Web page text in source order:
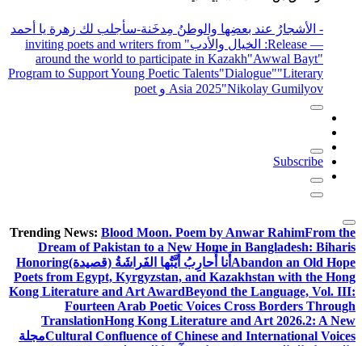
- الأشجارُ عند بعضِها والوطنُ مِدخَنة-سأجلب لك زهرة يا أحمد
— Release
: الخيال والأدب
" inviting poets and writers from
around the world to participate in Kazakh"Awwal Bayt"
Program to Support Young Poetic Talents"Dialogue""Literary
Asia 2025"Nikolay Gumilyov و poet
Subscribe
Trending News: Blood Moon. Poem by Anwar RahimFrom the
Dream of Pakistan to a New Home in Bangladesh: Biharis
Abandon an Old Hope أَنا أُحارِبُ أَيَّتُها الفَراشَةُ (قصيدة)Honoring
Poets from Egypt, Kyrgyzstan, and Kazakhstan with the Hong
Kong Literature and Art AwardBeyond the Language, Vol. III:
Fourteen Arab Poetic Voices Cross Borders Through
TranslationHong Kong Literature and Art 2026.2: A New
Cultural Confluence of Chinese and International Voicesمجلة